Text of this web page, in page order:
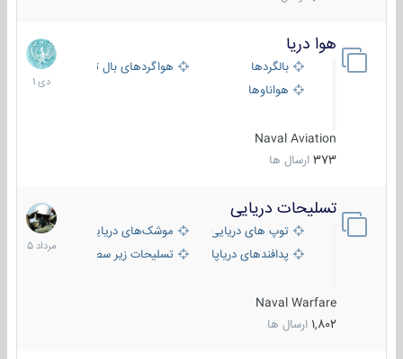
هوا دریا
بالگردها
هواگردهای بال ثابت
هواناوها
Naval Aviation
373 ارسال ها
12
دی
1401
تسلیحات دریایی
توپ های دریایی
موشک‌های دریایی
پدافندهای دریاپایه
تسلیحات زیر سطحی
Naval Warfare
1,802 ارسال ها
2
مرداد
1405